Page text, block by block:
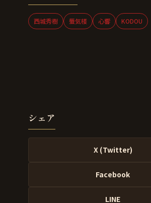
西城秀樹 蜃気楼 心響 KODOU
シェア
X (Twitter)
Facebook
LINE